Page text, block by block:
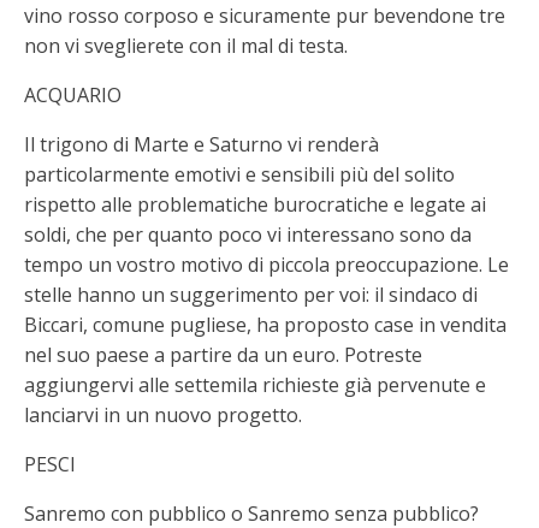
vino rosso corposo e sicuramente pur bevendone tre
non vi sveglierete con il mal di testa.
ACQUARIO
Il trigono di Marte e Saturno vi renderà
particolarmente emotivi e sensibili più del solito
rispetto alle problematiche burocratiche e legate ai
soldi, che per quanto poco vi interessano sono da
tempo un vostro motivo di piccola preoccupazione. Le
stelle hanno un suggerimento per voi: il sindaco di
Biccari, comune pugliese, ha proposto case in vendita
nel suo paese a partire da un euro. Potreste
aggiungervi alle settemila richieste già pervenute e
lanciarvi in un nuovo progetto.
PESCI
Sanremo con pubblico o Sanremo senza pubblico?